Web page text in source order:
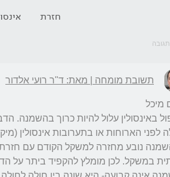
חזרת
תגובה
תשובת מומחה | מאת: ד"ר רועי אלדור